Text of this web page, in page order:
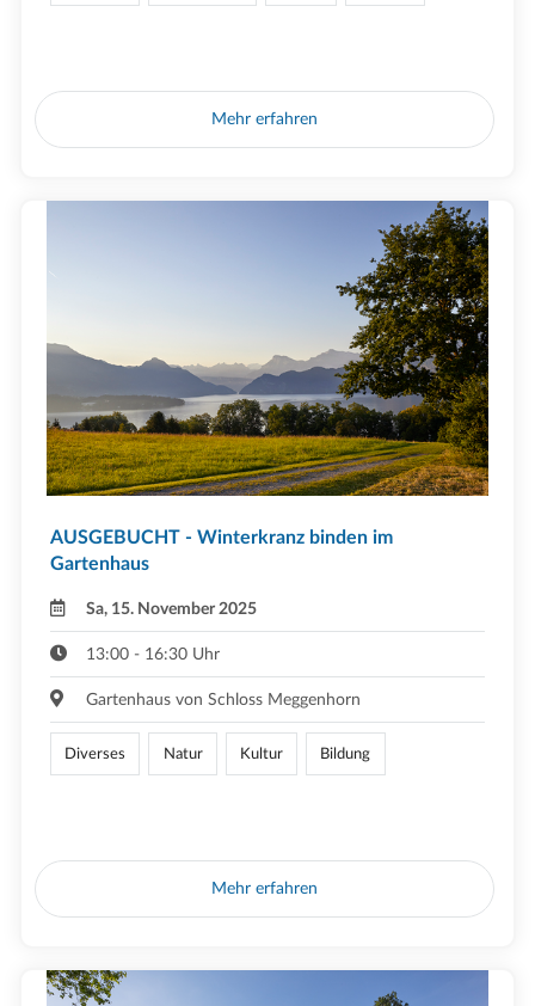
Mehr erfahren
AUSGEBUCHT - Winterkranz binden im
Gartenhaus
Sa, 15. November 2025
13:00 - 16:30 Uhr
Gartenhaus von Schloss Meggenhorn
Diverses Natur Kultur Bildung
Mehr erfahren